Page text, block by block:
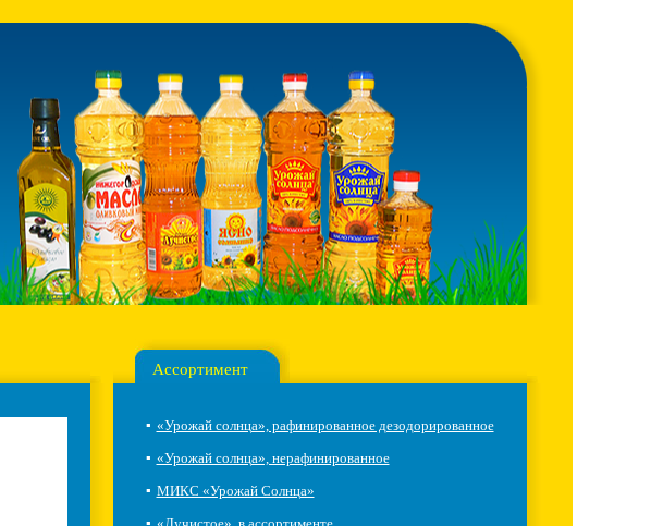
Ассортимент
▪ «Урожай солнца», рафинированное дезодорированное
▪ «Урожай солнца», нерафинированное
▪ МИКС «Урожай Солнца»